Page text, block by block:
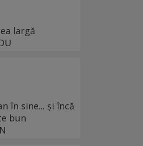
largă
în sine... și încă
bun